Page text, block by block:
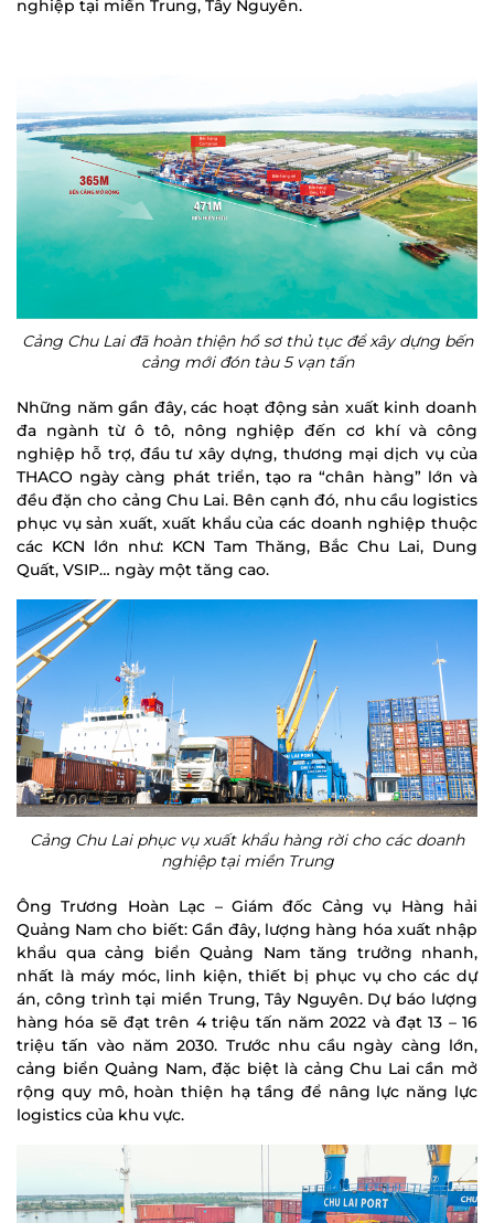
nghiệp tại miền Trung, Tây Nguyên.
Cảng Chu Lai đã hoàn thiện hồ sơ thủ tục để xây dựng bến
cảng mới đón tàu 5 vạn tấn
Những năm gần đây, các hoạt động sản xuất kinh doanh
đa ngành từ ô tô, nông nghiệp đến cơ khí và công
nghiệp hỗ trợ, đầu tư xây dựng, thương mại dịch vụ của
THACO ngày càng phát triển, tạo ra “chân hàng” lớn và
đều đặn cho cảng Chu Lai. Bên cạnh đó, nhu cầu logistics
phục vụ sản xuất, xuất khẩu của các doanh nghiệp thuộc
các KCN lớn như: KCN Tam Thăng, Bắc Chu Lai, Dung
Quất, VSIP… ngày một tăng cao.
Cảng Chu Lai phục vụ xuất khẩu hàng rời cho các doanh
nghiệp tại miền Trung
Ông Trương Hoàn Lạc – Giám đốc Cảng vụ Hàng hải
Quảng Nam cho biết: Gần đây, lượng hàng hóa xuất nhập
khẩu qua cảng biển Quảng Nam tăng trưởng nhanh,
nhất là máy móc, linh kiện, thiết bị phục vụ cho các dự
án, công trình tại miền Trung, Tây Nguyên. Dự báo lượng
hàng hóa sẽ đạt trên 4 triệu tấn năm 2022 và đạt 13 – 16
triệu tấn vào năm 2030. Trước nhu cầu ngày càng lớn,
cảng biển Quảng Nam, đặc biệt là cảng Chu Lai cần mở
rộng quy mô, hoàn thiện hạ tầng để nâng lực năng lực
logistics của khu vực.